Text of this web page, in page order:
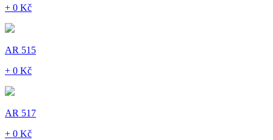
+ 0 Kč
AR 515
+ 0 Kč
AR 517
+ 0 Kč